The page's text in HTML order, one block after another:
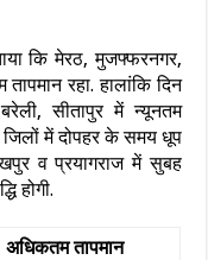
कि मेरठ, मुजफ्फरनगर,
रहा. हालांकि दिन
सीतापुर में न्यूनतम
में दोपहर के समय धूप
व प्रयागराज में सुबह
होगी.
अधिकतम तापमान